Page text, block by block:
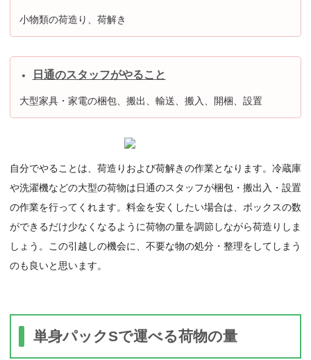
小物類の荷造り、荷解き
日通のスタッフがやること
大型家具・家電の梱包、搬出、輸送、搬入、開梱、設置
自分でやることは、荷造りおよび荷解きの作業となります。冷蔵庫
や洗濯機などの大型の荷物は日通のスタッフが梱包・搬出入・設置
の作業を行ってくれます。料金を安くしたい場合は、ボックスの数
ができるだけ少なくなるように荷物の量を調節しながら荷造りしま
しょう。この引越しの機会に、不要な物の処分・整理をしてしまう
のも良いと思います。
単身パックSで運べる荷物の量